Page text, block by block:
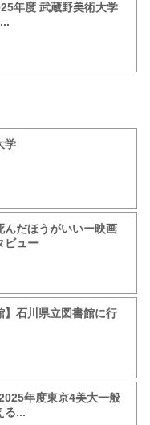
年度 武蔵野美術大学
学
んだほうがいいー映画
ビュー
】石川県立図書館に行
年度東京4美大一般
る...